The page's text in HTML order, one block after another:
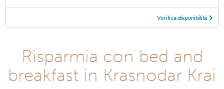
Verifica disponibilità
Risparmia con bed and
breakfast in Krasnodar Krai